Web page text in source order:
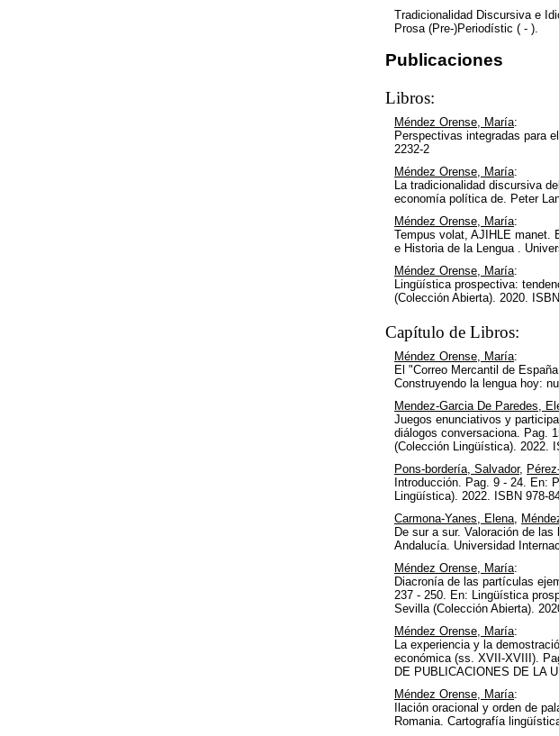
Tradicionalidad Discursiva e
Prosa (Pre-)Periodístic ( - ).
Publicaciones
Libros:
Méndez Orense, María:
Perspectivas integradas para
2232-2
Méndez Orense, María:
La tradicionalidad discursiva
economía política de. Peter
Méndez Orense, María:
Tempus volat, AJIHLE manet.
e Historia de la Lengua .
Méndez Orense, María:
Lingüística prospectiva:
(Colección Abierta). 2020.
Capítulo de Libros:
Méndez Orense, María:
El "Correo Mercantil de
Construyendo la lengua hoy:
Mendez-Garcia De Paredes,
Juegos enunciativos y
diálogos conversaciona. Pag.
(Colección Lingüística). 2022.
Pons-bordería, Salvador,
Introducción. Pag. 9 - 24. En:
Lingüística). 2022. ISBN 978-
Carmona-Yanes, Elena,
De sur a sur. Valoración de
Andalucía. Universidad
Méndez Orense, María:
Diacronía de las partículas
237 - 250. En: Lingüística
Sevilla (Colección Abierta).
Méndez Orense, María:
La experiencia y la
económica (ss. XVII-XVIII).
DE PUBLICACIONES DE LA
Méndez Orense, María:
Ilación oracional y orden de
Romania. Cartografía